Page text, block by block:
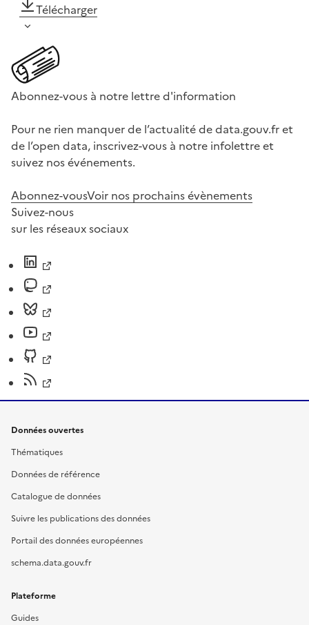
Télécharger
Abonnez-vous à notre lettre d'information
Pour ne rien manquer de l’actualité de data.gouv.fr et
de l’open data, inscrivez-vous à notre infolettre et
suivez nos événements.
Abonnez-vousVoir nos prochains évènements
Suivez-nous
sur les réseaux sociaux
Données ouvertes
Thématiques
Données de référence
Catalogue de données
Suivre les publications des données
Portail des données européennes
schema.data.gouv.fr
Plateforme
Guides